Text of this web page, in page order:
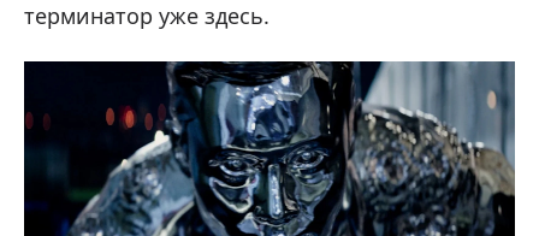
терминатор уже здесь.